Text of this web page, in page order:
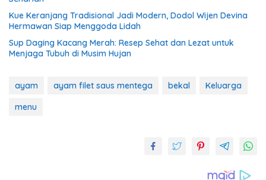
Kue Keranjang Tradisional Jadi Modern, Dodol Wijen Devina
Hermawan Siap Menggoda Lidah
Sup Daging Kacang Merah: Resep Sehat dan Lezat untuk
Menjaga Tubuh di Musim Hujan
ayam ayam filet saus mentega bekal
Keluarga
menu